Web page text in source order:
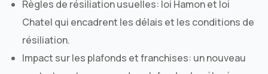
Règles de résiliation usuelles: loi Hamon et loi
Chatel qui encadrent les délais et les conditions de
résiliation.
Impact sur les plafonds et franchises: un nouveau